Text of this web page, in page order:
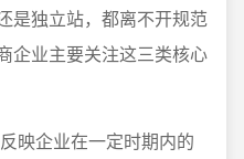
是独立站，都离不开规范
企业主要关注这三类核心
映企业在一定时期内的